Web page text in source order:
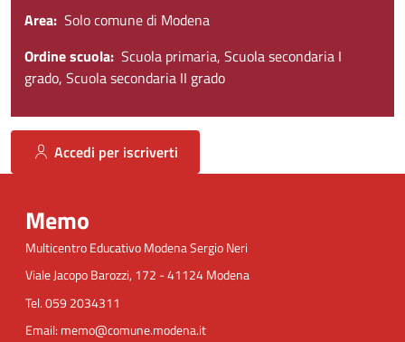
Area Solo comune di Modena
Ordine scuola Scuola primaria, Scuola secondaria I
grado, Scuola secondaria II grado
Accedi per iscriverti
Memo
Multicentro Educativo Modena Sergio Neri
Viale Jacopo Barozzi, 172 - 41124 Modena
Tel. 059 2034311
Email: memo@comune.modena.it